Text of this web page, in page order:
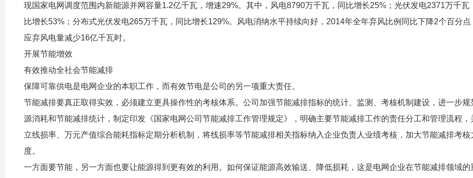
现国家电网调度范围内新能源并网容量1.2亿千瓦，增速29%。其中，风电8790万千瓦，同比增长25%；光伏发电2371万千瓦
比增长53%；分布式光伏发电265万千瓦，同比增长129%。风电消纳水平持续向好，2014年全年弃风比例同比下降2个百分点
应弃风电量减少16亿千瓦时。
开展节能增效
有效推动全社会节能减排
保障可靠供电是电网企业的本职工作，而有效节电是公司的另一项重大责任。
节能减排要真正取得实效，必须建立更具操作性的考核体系。公司加强节能减排指标的统计、监测、考核机制建设，进一步规
源消耗和节能减排统计，制定印发《国家电网公司节能减排工作管理规定》，明确主要节能减排工作的责任分工和管理流程，
立线损率、万元产值综合能耗指标定期分析机制，将线损率等节能减排相关指标纳入企业负责人业绩考核，加大节能减排考核
度。
一方面要节能，另一方面也要让能源得到更有效的利用。如何保证能源高效输送、降低损耗，这是电网企业在节能减排领域的